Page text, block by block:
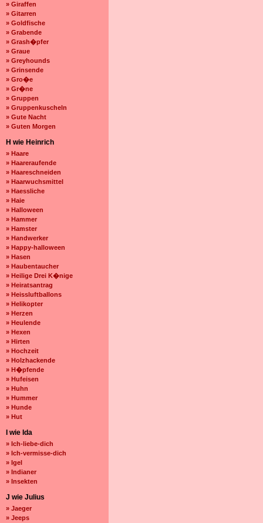
» Giraffen
» Gitarren
» Goldfische
» Grabende
» Grash�pfer
» Graue
» Greyhounds
» Grinsende
» Gro�e
» Gr�ne
» Gruppen
» Gruppenkuscheln
» Gute Nacht
» Guten Morgen
H wie Heinrich
» Haare
» Haareraufende
» Haareschneiden
» Haarwuchsmittel
» Haessliche
» Haie
» Halloween
» Hammer
» Hamster
» Handwerker
» Happy-halloween
» Hasen
» Haubentaucher
» Heilige Drei K�nige
» Heiratsantrag
» Heissluftballons
» Helikopter
» Herzen
» Heulende
» Hexen
» Hirten
» Hochzeit
» Holzhackende
» H�pfende
» Hufeisen
» Huhn
» Hummer
» Hunde
» Hut
I wie Ida
» Ich-liebe-dich
» Ich-vermisse-dich
» Igel
» Indianer
» Insekten
J wie Julius
» Jaeger
» Jeeps